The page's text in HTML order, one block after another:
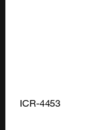
ICR-4453